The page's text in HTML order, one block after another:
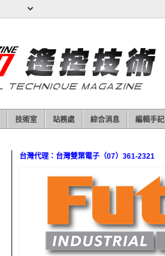
技術室 站務處 綜合消息 編輯手記
台灣代理：台灣雙葉電子（07）361-2321